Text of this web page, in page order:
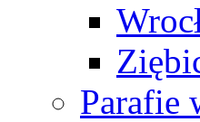
Parafie